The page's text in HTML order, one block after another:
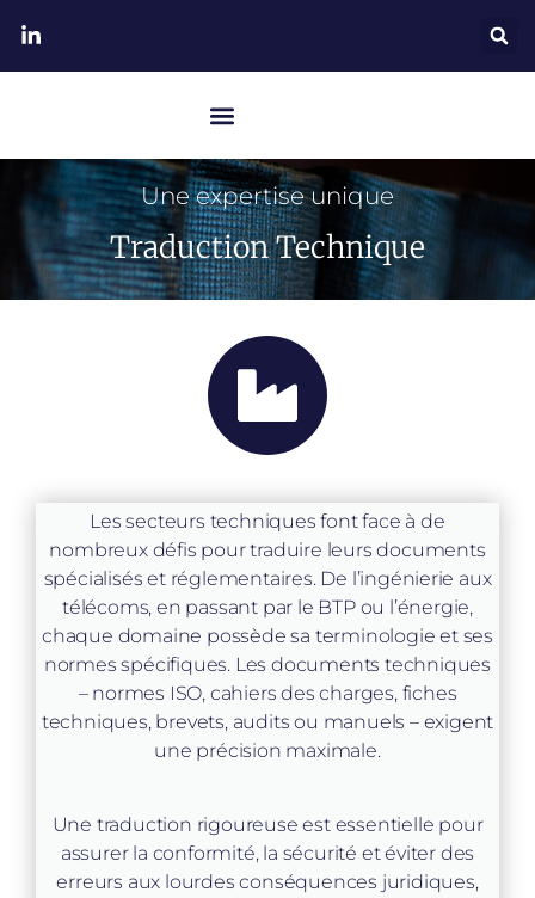
Une expertise unique
Traduction Technique
Les secteurs techniques font face à de
nombreux défis pour traduire leurs documents
spécialisés et réglementaires. De l’ingénierie aux
télécoms, en passant par le BTP ou l’énergie,
chaque domaine possède sa terminologie et ses
normes spécifiques. Les documents techniques
– normes ISO, cahiers des charges, fiches
techniques, brevets, audits ou manuels – exigent
une précision maximale.
Une traduction rigoureuse est essentielle pour
assurer la conformité, la sécurité et éviter des
erreurs aux lourdes conséquences juridiques,